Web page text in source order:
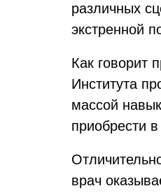
различных
экстренной
Как говорит
Института
массой
приобрести
врач